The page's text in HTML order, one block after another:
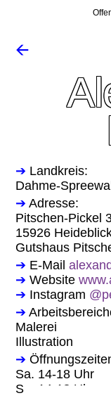
🡨
➔ Landkreis:
Dahme-
➔ Adresse:
Pitschen-Pickel
15926
Gutshaus
➔ E-Mail
➔ Website
➔ Instagram
➔
Malerei
Illustration
➔
Sa. 14-18 Uhr
So. 14-18 Uhr